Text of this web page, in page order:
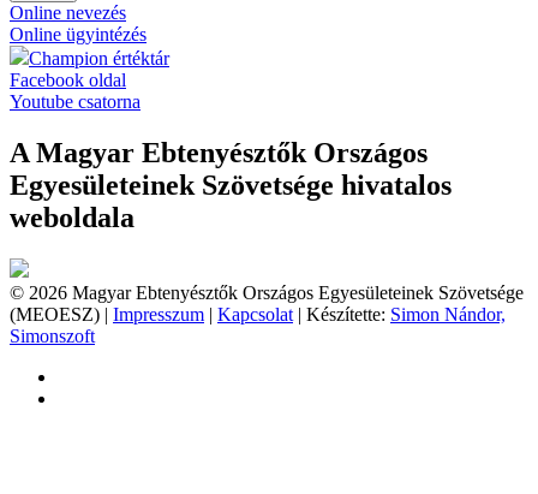
Online nevezés
Online ügyintézés
Champion értéktár
Facebook oldal
Youtube csatorna
A Magyar Ebtenyésztők Országos
Egyesületeinek Szövetsége hivatalos
weboldala
© 2026 Magyar Ebtenyésztők Országos Egyesületeinek Szövetsége
(MEOESZ) | Impresszum | Kapcsolat | Készítette: Simon Nándor,
Simonszoft